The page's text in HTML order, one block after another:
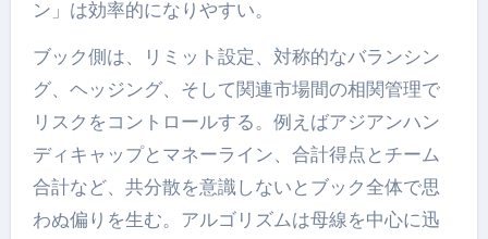
ン」は効率的になりやすい。
ブック側は、リミット設定、対称的なバランシン
グ、ヘッジング、そして関連市場間の相関管理で
リスクをコントロールする。例えばアジアンハン
ディキャップとマネーライン、合計得点とチーム
合計など、共分散を意識しないとブック全体で思
わぬ偏りを生む。アルゴリズムは母線を中心に迅